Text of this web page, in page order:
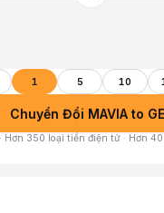
1 5 10
Chuyển Đổi MAVIA to
Hơn 350 loại tiền điện tử · Hơn